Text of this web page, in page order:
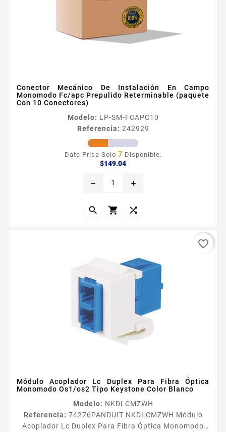
Conector Mecánico De Instalación En Campo
Monomodo Fc/apc Prepulido Reterminable (paquete
Con 10 Conectores)
Modelo: LP-SM-FCAPC10
Referencia: 242929
Date Prisa Solo 7 Disponible.
$149.04Precio
remove add
  
Módulo Acoplador Lc Duplex Para Fibra Óptica
Monomodo Os1/os2 Tipo Keystone Color Blanco
Modelo: NKDLCMZWH
Referencia: 74276PANDUIT NKDLCMZWH Módulo
Acoplador Lc Duplex Para Fibra Óptica Monomodo
favorite_border